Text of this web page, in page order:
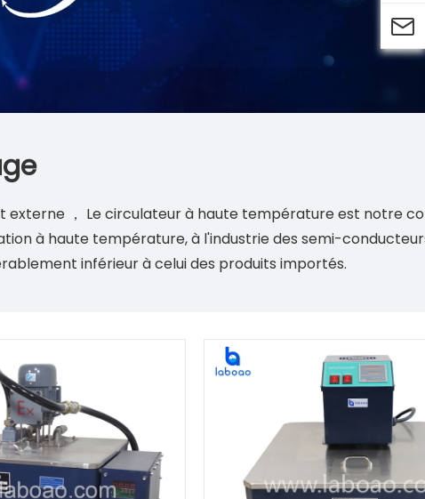
， ​​Le circulateur à haute température est notre
à haute température, à l'industrie des semi-
inférieur à celui des produits importés.
